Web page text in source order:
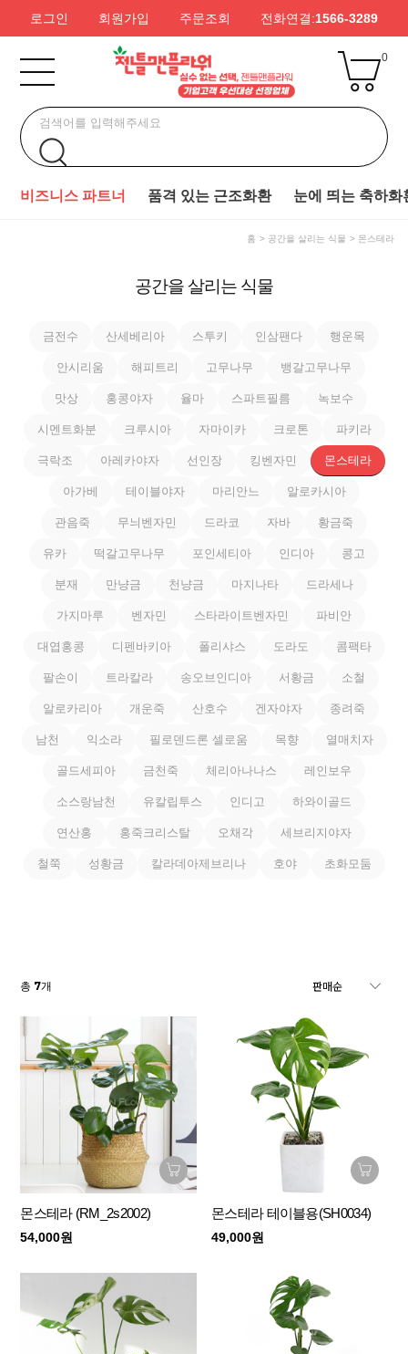
로그인 회원가입 주문조회 전화연결:1566-3289
0
비즈니스 파트너 품격 있는 근조화환 눈에 띄는 축하화
홈 공간을 살리는 식물 몬스테라
공간을 살리는 식물
금전수 산세베리아 스투키 인삼팬다 행운목
안시리움 해피트리 고무나무 뱅갈고무나무
맛상 홍콩야자 율마 스파트필름 녹보수
시멘트화분 크루시아 자마이카 크로톤 파키라
극락조 아레카야자 선인장 킹벤자민 몬스테라
아가베 테이블야자 마리안느 알로카시아
관음죽 무늬벤자민 드라코 자바 황금죽
유카 떡갈고무나무 포인세티아 인디아 콩고
분재 만냥금 천냥금 마지나타 드라세나
가지마루 벤자민 스타라이트벤자민 파비안
대엽홍콩 디펜바키아 폴리샤스 도라도 콤팩타
팔손이 트라칼라 송오브인디아 서황금 소철
알로카리아 개운죽 산호수 겐자야자 종려죽
남천 익소라 필로덴드론 셀로움 목향 열매치자
골드세피아 금천죽 체리아나나스 레인보우
소스랑남천 유칼립투스 인디고 하와이골드
연산홍 홍죽크리스탈 오채각 세브리지야자
철쭉 성황금 칼라데아제브리나 호야 초화모둠
총 7개
몬스테라 (RM_2s2002)
54,000원
몬스테라 테이블용(SH0034)
49,000원